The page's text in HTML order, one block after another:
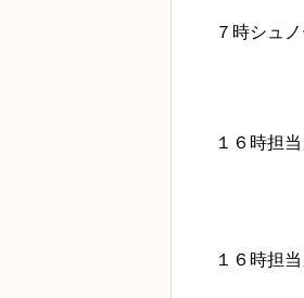
７時シュ
１６時担
１６時担